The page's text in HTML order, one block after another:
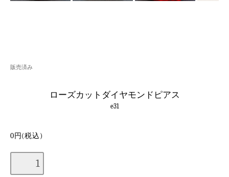
販売済み
ローズカットダイヤモンドピアス
e31
0円(税込)